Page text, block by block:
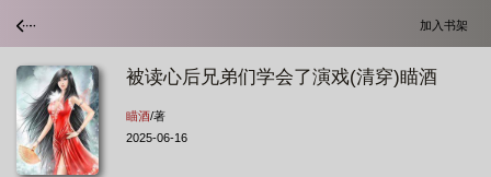
加入书架
被读心后兄弟们学会了演戏(清穿)瞄酒
瞄酒/著
2025-06-16